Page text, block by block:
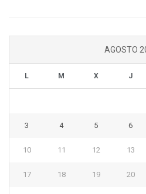
AGOSTO
L M X J
3 4 5 6
10 11 12 13
17 18 19 20